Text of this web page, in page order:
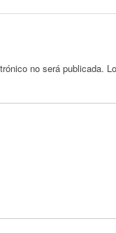
no será publicada.